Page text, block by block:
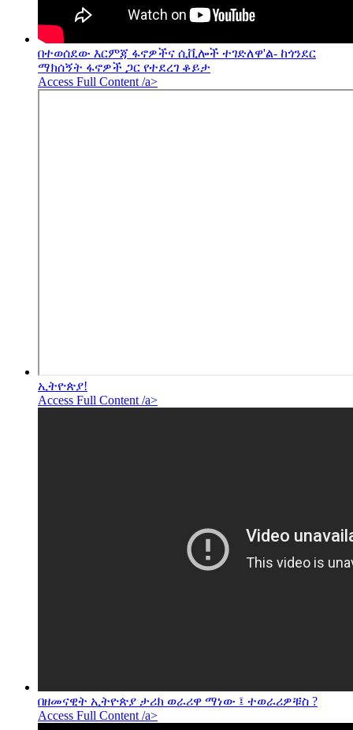
በተወሰደው እርምጃ ፋኖዎችና ሲቪሎች ተገድለዋ'ል- ከጎንደር
ማክሰኝት ፋኖዎች ጋር የተደረገ ቆይታ
Access Full Content /a>
ኢትዮጵያ!
Access Full Content /a>
በዘመናዊት ኢትዮጵያ ታሪክ ወራሪዋ ማነው ፤ ተወራሪዎቹስ ?
Access Full Content /a>